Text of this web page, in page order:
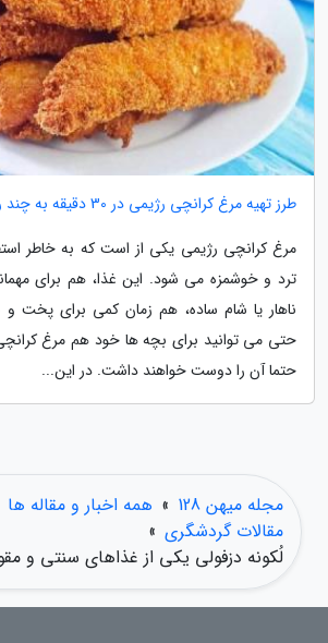
طرز تهیه مرغ کرانچی رژیمی در 30 دقیقه به چند روش
مرغ کرانچی رژیمی یکی از است که به خاطر
ترد و خوشمزه می شود. این غذا، هم برای
ناهار یا شام ساده، هم زمان کمی برای پخت و
حتی می توانید برای بچه ها خود هم مرغ
حتما آن را دوست خواهند داشت. در این...
مجله میهن 128 » همه اخبار و مقاله ها
مقالات گردشگری »
لُکونه دزفولی یکی از غذاهای سنتی و